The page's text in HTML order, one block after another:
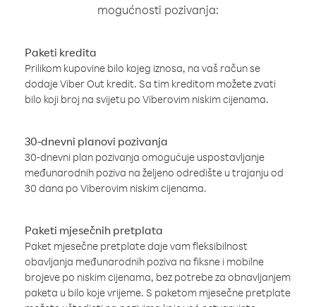
mogućnosti pozivanja:
Paketi kredita
Prilikom kupovine bilo kojeg iznosa, na vaš račun se
dodaje Viber Out kredit. Sa tim kreditom možete zvati
bilo koji broj na svijetu po Viberovim niskim cijenama.
30-dnevni planovi pozivanja
30-dnevni plan pozivanja omogućuje uspostavljanje
međunarodnih poziva na željeno odredište u trajanju od
30 dana po Viberovim niskim cijenama.
Paketi mjesečnih pretplata
Paket mjesečne pretplate daje vam fleksibilnost
obavljanja međunarodnih poziva na fiksne i mobilne
brojeve po niskim cijenama, bez potrebe za obnavljanjem
paketa u bilo koje vrijeme. S paketom mjesečne pretplate